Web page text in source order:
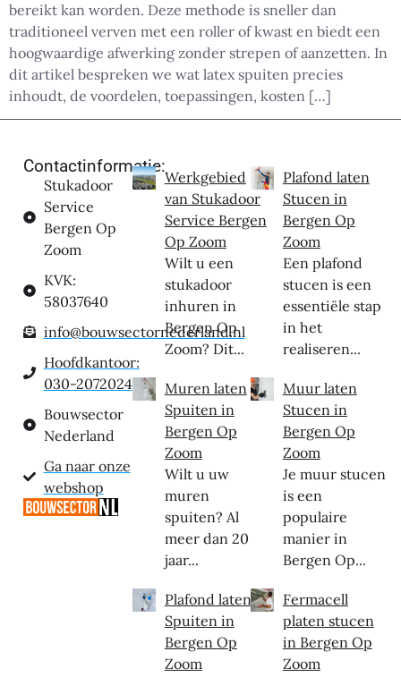
bereikt kan worden. Deze methode is sneller dan
traditioneel verven met een roller of kwast en biedt een
hoogwaardige afwerking zonder strepen of aanzetten. In
dit artikel bespreken we wat latex spuiten precies
inhoudt, de voordelen, toepassingen, kosten […]
Contactinformatie:
Stukadoor
Service
Bergen Op
Zoom
KVK:
58037640
info@bouwsectornederland.nl
Hoofdkantoor:
030-2072024
Bouwsector
Nederland
Ga naar onze
webshop
Werkgebied
van Stukadoor
Service Bergen
Op Zoom
Wilt u een
stukadoor
inhuren in
Bergen Op
Zoom? Dit...
Muren laten
Spuiten in
Bergen Op
Zoom
Wilt u uw
muren
spuiten? Al
meer dan 20
jaar...
Plafond laten
Spuiten in
Bergen Op
Zoom
Plafond laten
Stucen in
Bergen Op
Zoom
Een plafond
stucen is een
essentiële stap
in het
realiseren...
Muur laten
Stucen in
Bergen Op
Zoom
Je muur stucen
is een
populaire
manier in
Bergen Op...
Fermacell
platen stucen
in Bergen Op
Zoom